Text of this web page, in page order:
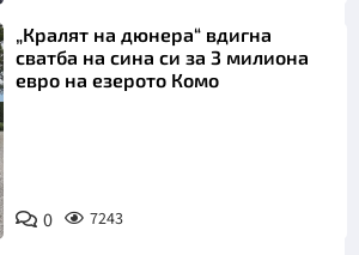
„Кралят на дюнера“ вдигна
сватба на сина си за 3 милиона
евро на езерото Комо
0 7243